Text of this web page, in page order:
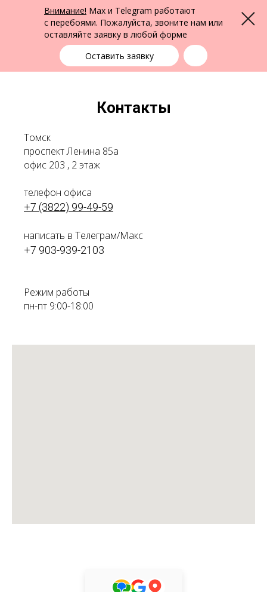
Меню
Юридическая помощь в Томске
ФПК Альтернатива
Томск
выбрать город
+7 (3822) 99-49-59
Внимание! Max и Telegram работают
с перебоями. Пожалуйста, звоните нам или
оставляйте заявку в любой форме
Оставить заявку
Контакты
Томск
проспект Ленина 85а
офис 203 , 2 этаж
телефон офиса
+7 (3822) 99-49-59
написать в Телеграм/Макс
+7 903-939-2103
Режим работы
пн-пт 9:00-18:00